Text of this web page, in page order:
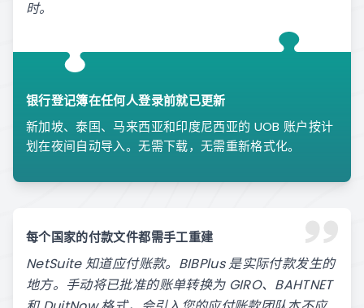
时。
银行登记簿在任何人登录前就已更新
新加坡、泰国、马来西亚和印度尼西亚的 UOB 账户按计
划在夜间自动导入。无需下载，无需重新格式化。
每个国家的付款文件都需手工重建
NetSuite 知道应付账款。BIBPlus 是实际付款发生的
地方。手动将已批准的账单转换为 GIRO、BAHTNET